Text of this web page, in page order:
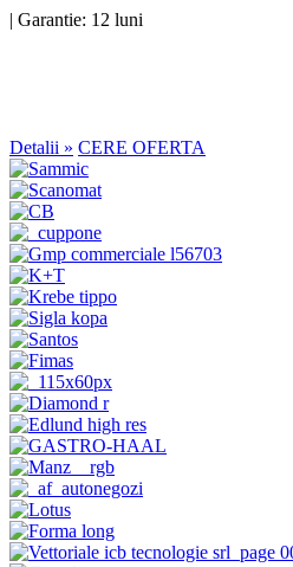
| Garantie: 12 luni
Detalii » CERE OFERTA